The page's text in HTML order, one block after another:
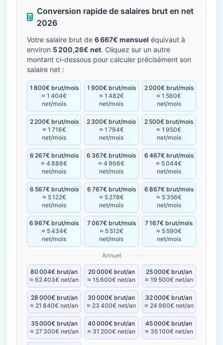
Conversion rapide de salaires brut en net
2026
Votre salaire brut de 6 667€ mensuel équivaut à
environ 5 200,26€ net. Cliquez sur un autre
montant ci-dessous pour calculer précisément son
salaire net :
1 800€ brut/mois
≈ 1 404€
net/mois
1 900€ brut/mois
≈ 1 482€
net/mois
2 000€ brut/mois
≈ 1 560€
net/mois
2 200€ brut/mois
≈ 1 716€
net/mois
2 300€ brut/mois
≈ 1 794€
net/mois
2 500€ brut/mois
≈ 1 950€
net/mois
6 267€ brut/mois
≈ 4 888€
net/mois
6 367€ brut/mois
≈ 4 966€
net/mois
6 467€ brut/mois
≈ 5 044€
net/mois
6 567€ brut/mois
≈ 5 122€
net/mois
6 767€ brut/mois
≈ 5 278€
net/mois
6 867€ brut/mois
≈ 5 356€
net/mois
6 967€ brut/mois
≈ 5 434€
net/mois
7 067€ brut/mois
≈ 5 512€
net/mois
7 167€ brut/mois
≈ 5 590€
net/mois
Annuel
80 004€ brut/an
≈ 62 403€ net/an
20 000€ brut/an
≈ 15 600€ net/an
25 000€ brut/an
≈ 19 500€ net/an
28 000€ brut/an
≈ 21 840€ net/an
30 000€ brut/an
≈ 23 400€ net/an
32 000€ brut/an
≈ 24 960€ net/an
35 000€ brut/an
≈ 27 300€ net/an
40 000€ brut/an
≈ 31 200€ net/an
45 000€ brut/an
≈ 35 100€ net/an